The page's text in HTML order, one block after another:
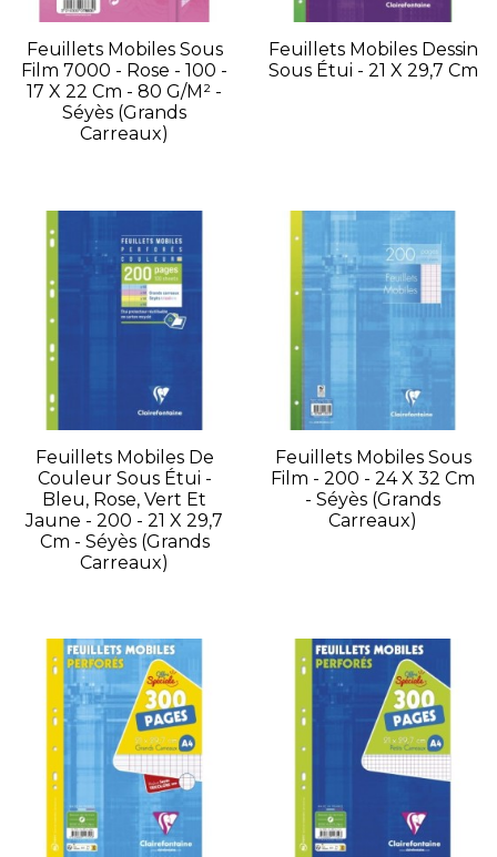
Feuillets Mobiles Sous
Film 7000 - Rose - 100 -
17 X 22 Cm - 80 G/m² -
Séyès (grands
Carreaux)
Feuillets Mobiles Dessin
Sous Étui - 21 X 29,7 Cm
Feuillets Mobiles De
Couleur Sous Étui -
Bleu, Rose, Vert Et
Jaune - 200 - 21 X 29,7
Cm - Séyès (grands
Carreaux)
Feuillets Mobiles Sous
Film - 200 - 24 X 32 Cm
- Séyès (grands
Carreaux)